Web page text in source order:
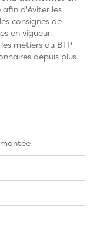
afin d'éviter les
consignes de
en vigueur.
métiers du BTP
depuis plus